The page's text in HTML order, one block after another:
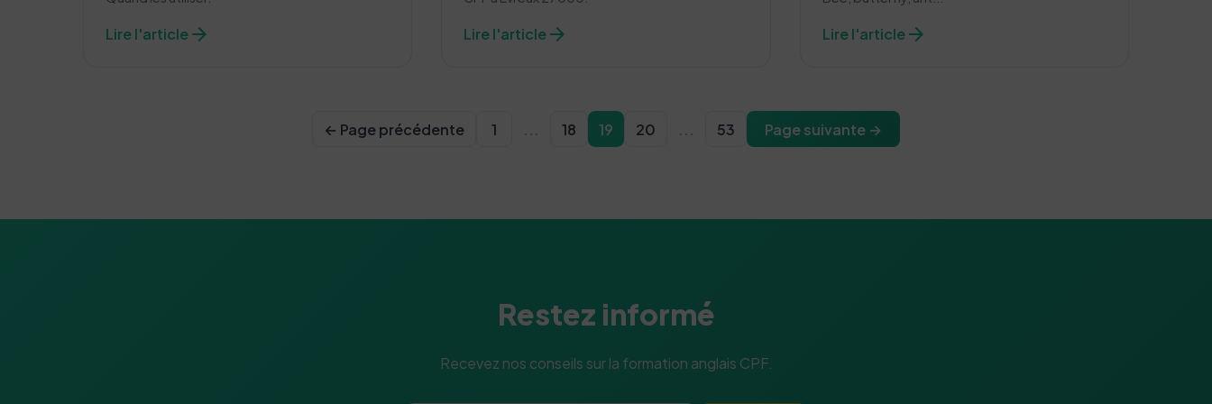
Lire l'articlearrow_forward Lire l'articlearrow_forward Lire l'articlearrow_forward
← Page précédente 1 18 19 20 53 Page suivante →
Restez informé
Recevez nos conseils sur la formation anglais CPF.